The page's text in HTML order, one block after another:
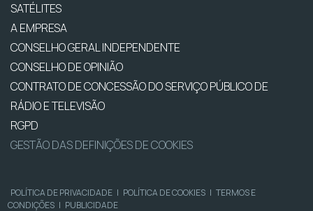
SATÉLITES
A EMPRESA
CONSELHO GERAL INDEPENDENTE
CONSELHO DE OPINIÃO
CONTRATO DE CONCESSÃO DO SERVIÇO PÚBLICO DE
RÁDIO E TELEVISÃO
RGPD
GESTÃO DAS DEFINIÇÕES DE COOKIES
POLÍTICA DE PRIVACIDADE | POLÍTICA DE COOKIES | TERMOS E
CONDIÇÕES | PUBLICIDADE